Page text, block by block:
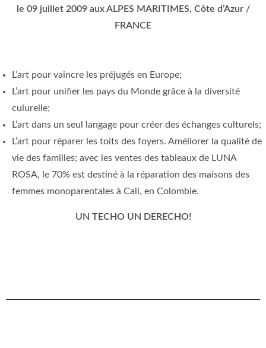
le 09 juillet 2009 aux ALPES MARITIMES, Côte d’Azur /
FRANCE
L’art pour vaincre les préjugés en Europe;
L’art pour unifier les pays du Monde grâce à la diversité
culurelle;
L’art dans un seul langage pour créer des échanges culturels;
L’art pour réparer les toits des foyers. Améliorer la qualité de
vie des familles; avec les ventes des tableaux de LUNA
ROSA, le 70% est destiné à la réparation des maisons des
femmes monoparentales à Cali, en Colombie.
UN TECHO UN DERECHO!